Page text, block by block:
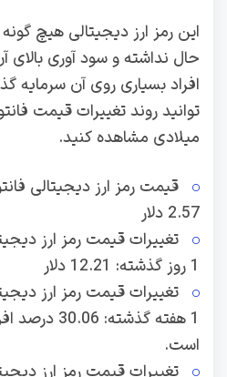
این رمز ارز دیجیتالی هیچ
حال نداشته و سود آوری
افراد بسیاری روی آن سرمایه
میلادی مشاهده کنید.
قیمت رمز ارز دیجیتالی
2.57 دلار
تغییرات قیمت رمز ارز
1 روز گذشته: 12.21 دلار
تغییرات قیمت رمز ارز
1 هفته
است.
تغییرات قیمت رمز ارز